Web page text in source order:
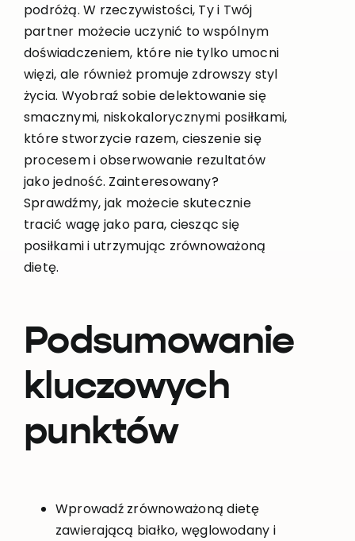
podróżą. W rzeczywistości, Ty i Twój
partner możecie uczynić to wspólnym
doświadczeniem, które nie tylko umocni
więzi, ale również promuje zdrowszy styl
życia. Wyobraź sobie delektowanie się
smacznymi, niskokalorycznymi posiłkami,
które stworzycie razem, cieszenie się
procesem i obserwowanie rezultatów
jako jedność. Zainteresowany?
Sprawdźmy, jak możecie skutecznie
tracić wagę jako para, ciesząc się
posiłkami i utrzymując zrównoważoną
dietę.
Podsumowanie
kluczowych
punktów
Wprowadź zrównoważoną dietę
zawierającą białko, węglowodany i